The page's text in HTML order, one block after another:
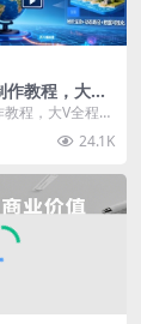
作教程，大V
W爆款密码
程，大V全程实
码 教学特色 实
24.1K